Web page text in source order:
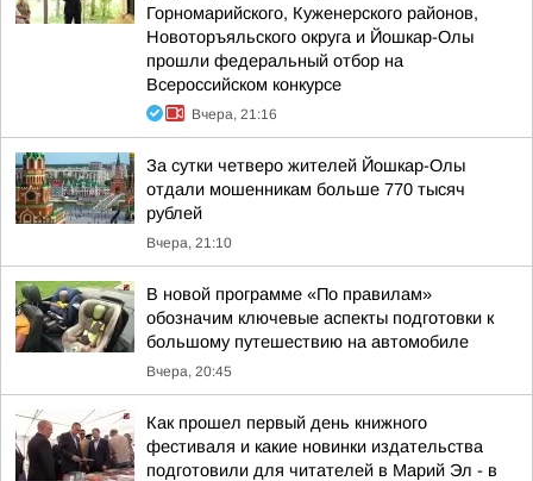
Горномарийского, Куженерского районов,
Новоторъяльского округа и Йошкар-Олы
прошли федеральный отбор на
Всероссийском конкурсе
Вчера, 21:16
За сутки четверо жителей Йошкар-Олы
отдали мошенникам больше 770 тысяч
рублей
Вчера, 21:10
В новой программе «По правилам»
обозначим ключевые аспекты подготовки к
большому путешествию на автомобиле
Вчера, 20:45
Как прошел первый день книжного
фестиваля и какие новинки издательства
подготовили для читателей в Марий Эл - в